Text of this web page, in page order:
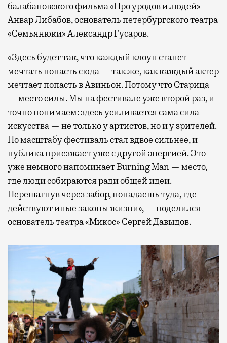
балабановского фильма «Про уродов и людей»
Анвар Либабов, основатель петербургского театра
«Семьянюки» Александр Гусаров.
«Здесь будет так, что каждый клоун станет
мечтать попасть сюда — так же, как каждый актер
мечтает попасть в Авиньон. Потому что Старица
— место силы. Мы на фестивале уже второй раз, и
точно понимаем: здесь усиливается сама сила
искусства — не только у артистов, но и у зрителей.
По масштабу фестиваль стал вдвое сильнее, и
публика приезжает уже с другой энергией. Это
уже немного напоминает Burning Man — место,
где люди собираются ради общей идеи.
Перешагнув через забор, попадаешь туда, где
действуют иные законы жизни», — поделился
основатель театра «Микос» Сергей Давыдов.